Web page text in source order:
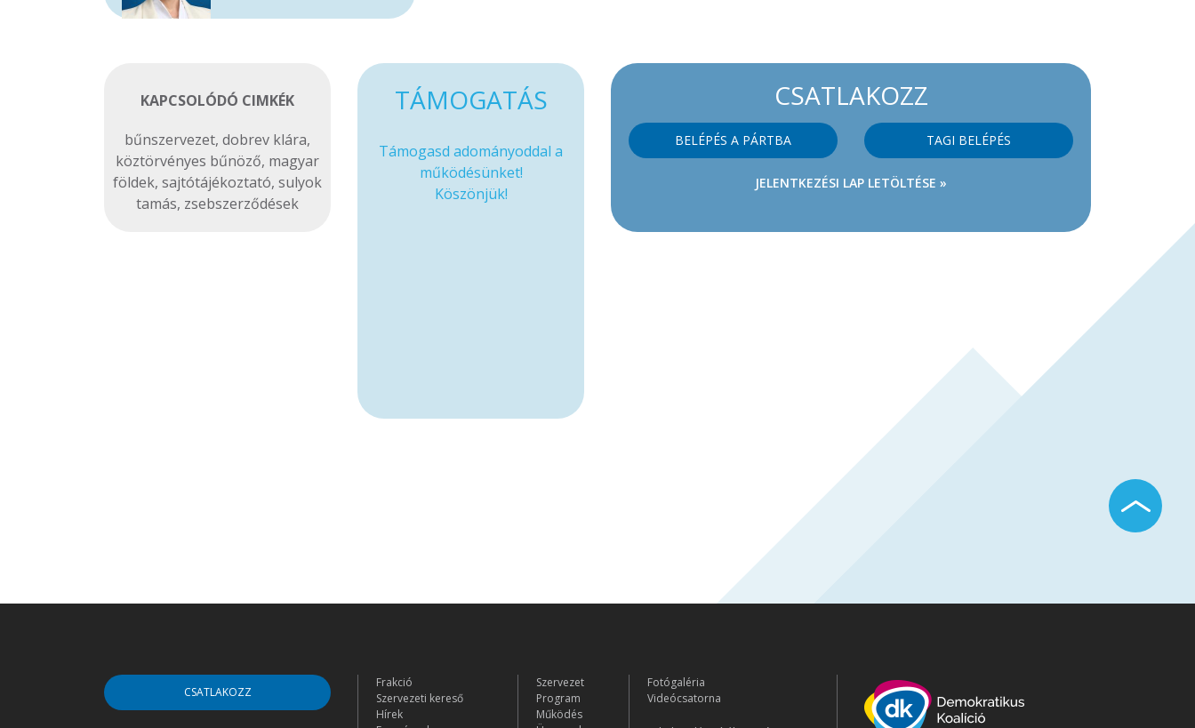
KAPCSOLÓDÓ CIMKÉK
bűnszervezet, dobrev klára,
köztörvényes bűnöző, magyar
földek, sajtótájékoztató, sulyok
tamás, zsebszerződések
CSATLAKOZZ
BELÉPÉS A PÁRTBA TAGI BELÉPÉS
JELENTKEZÉSI LAP LETÖLTÉSE »
TÁMOGATÁS
Támogasd adományoddal a
működésünket!
Köszönjük!
CSATLAKOZZ
Frakció
Szervezeti kereső
Hírek
Szervezet
Program
Működés
Fotógaléria
Videócsatorna